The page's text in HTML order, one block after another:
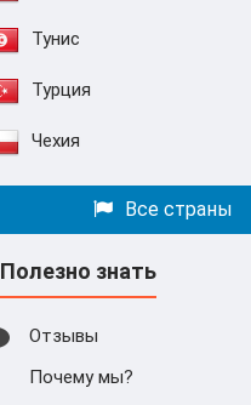
Тунис
Турция
Чехия
Все страны
Полезно знать
Отзывы
Почему мы?